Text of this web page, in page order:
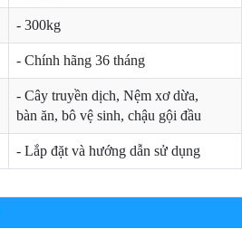
- 300kg
- Chính hãng 36 tháng
- Cây truyền dịch, Nệm xơ dừa,
bàn ăn, bô vệ sinh, chậu gội đầu
- Lắp đặt và hướng dẫn sử dụng